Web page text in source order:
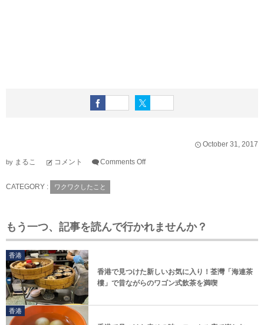
October 31, 2017
by まるこ コメント Comments Off
CATEGORY : ワクワクしたこと
もう一つ、記事を読んで行かれませんか？
香港
香港で見つけた新しいお気に入り！荃灣「海連茶
樓」で昔ながらのワゴン式飲茶を満喫
香港